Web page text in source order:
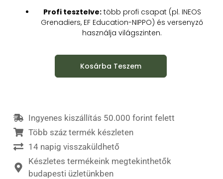
Profi tesztelve:több profi csapat (pl. INEOS
Grenadiers, EF Education-NIPPO) és versenyző
használja világszinten.
Kosárba Teszem
Ingyenes kiszállítás 50.000 forint felett
Több száz termék készleten
14 napig visszaküldhető
Készletes termékeink megtekinthetők
budapesti üzletünkben